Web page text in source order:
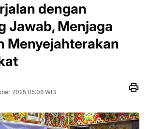
dengan
Jawab, Menjaga
Menyejahterakan
2025 05:06 WIB